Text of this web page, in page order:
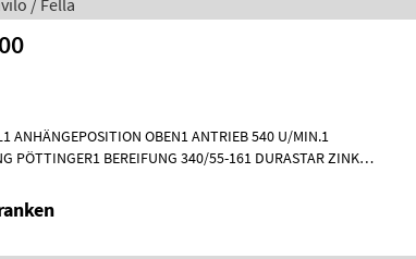
/ Fella
ANHÄNGEPOSITION OBEN1 ANTRIEB 540 U/MIN.1
PÖTTINGER1 BEREIFUNG 340/55-161 DURASTAR ZINKE